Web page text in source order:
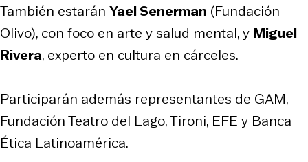
También estarán Yael Senerman (Fundación
Olivo), con foco en arte y salud mental, y Miguel
Rivera, experto en cultura en cárceles.
Participarán además representantes de GAM,
Fundación Teatro del Lago, Tironi, EFE y Banca
Ética Latinoamérica.